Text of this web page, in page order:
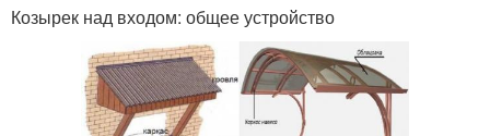
Козырек над входом: общее устройство